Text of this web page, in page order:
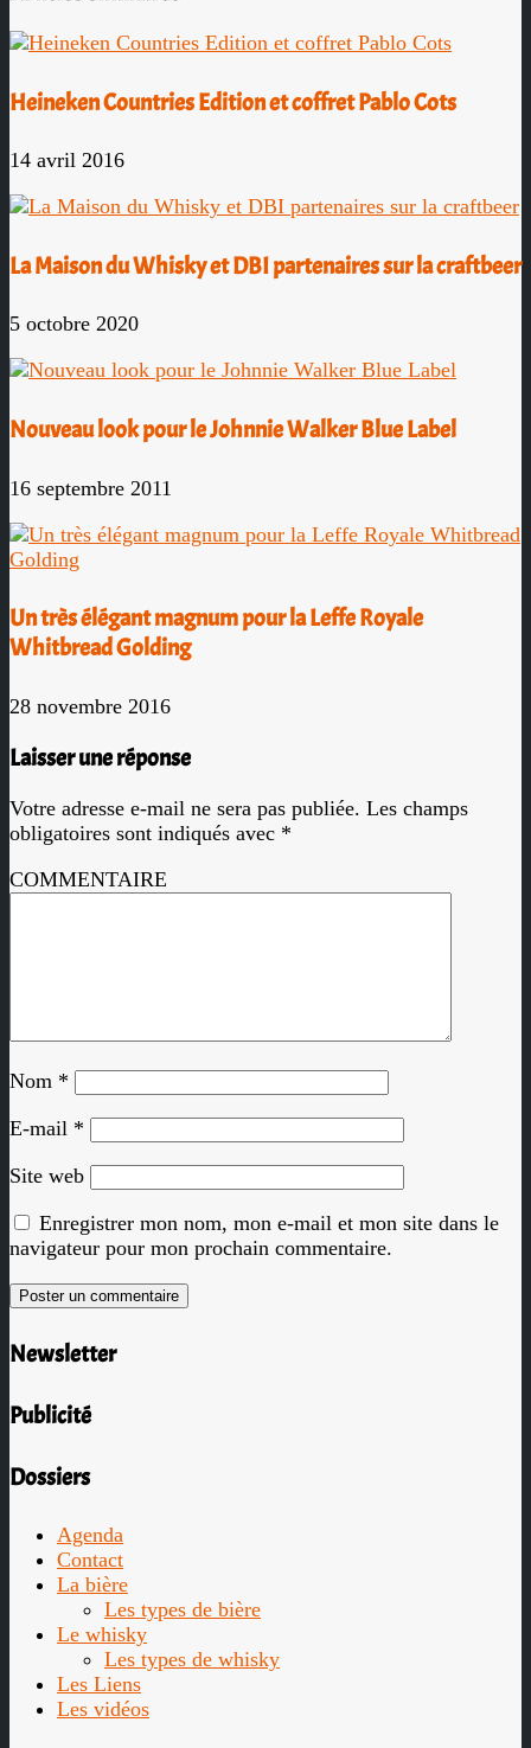
Heineken Countries Edition et coffret Pablo Cots
14 avril 2016
La Maison du Whisky et DBI partenaires sur la craftbeer
5 octobre 2020
Nouveau look pour le Johnnie Walker Blue Label
16 septembre 2011
Un très élégant magnum pour la Leffe Royale
Whitbread Golding
28 novembre 2016
Laisser une réponse
Votre adresse e-mail ne sera pas publiée. Les champs
obligatoires sont indiqués avec *
COMMENTAIRE
Nom *
E-mail *
Site web
Enregistrer mon nom, mon e-mail et mon site dans le
navigateur pour mon prochain commentaire.
Newsletter
Publicité
Dossiers
Agenda
Contact
La bière
Les types de bière
Le whisky
Les types de whisky
Les Liens
Les vidéos